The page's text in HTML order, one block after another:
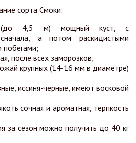
сорта Смоки:
(до 4,5 м) мощный куст, с
а потом раскидистыми
побегами;
после всех заморозков;
крупных (14-16 мм в диаметре)
иссиня-черные, имеют восковой
сочная и ароматная, терпкость
за сезон можно получить до 40 кг